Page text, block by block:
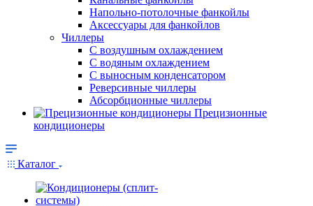
Напольно-потолочные фанкойлы
Аксессуары для фанкойлов
Чиллеры
С воздушным охлаждением
С водяным охлаждением
С выносным конденсатором
Реверсивные чиллеры
Абсорбционные чиллеры
Прецизионные
кондиционеры
Каталог